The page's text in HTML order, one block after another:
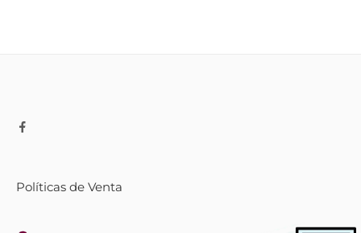
Políticas de Venta